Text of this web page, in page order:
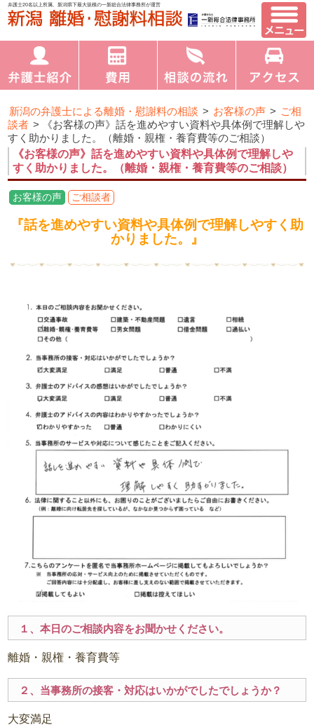
弁護士20名以上所属、新潟県下最大規模の一新総合法律事務所が運営
新潟の弁護士による離婚・慰謝料の相談 > お客様の声 > ご相
談者 >
《お客様の声》話を進めやすい資料や具体例で理解しや
すく助かりました。（離婚・親権・養育費等のご相談）
《お客様の声》話を進めやすい資料や具体例で理解しや
すく助かりました。（離婚・親権・養育費等のご相談）
お客様の声 ご相談者
『話を進めやすい資料や具体例で理解しやすく助
かりました。』
１、本日のご相談内容をお聞かせください。
離婚・親権・養育費等
２、当事務所の接客・対応はいかがでしたでしょうか？
大変満足